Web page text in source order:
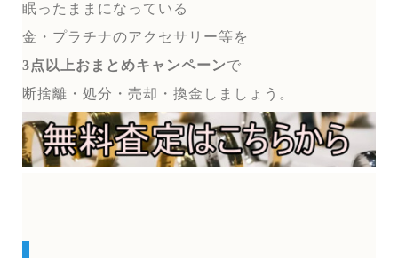
眠ったままになっている
金・プラチナのアクセサリー等を
3点以上おまとめキャンペーンで
断捨離・処分・売却・換金しましょう。